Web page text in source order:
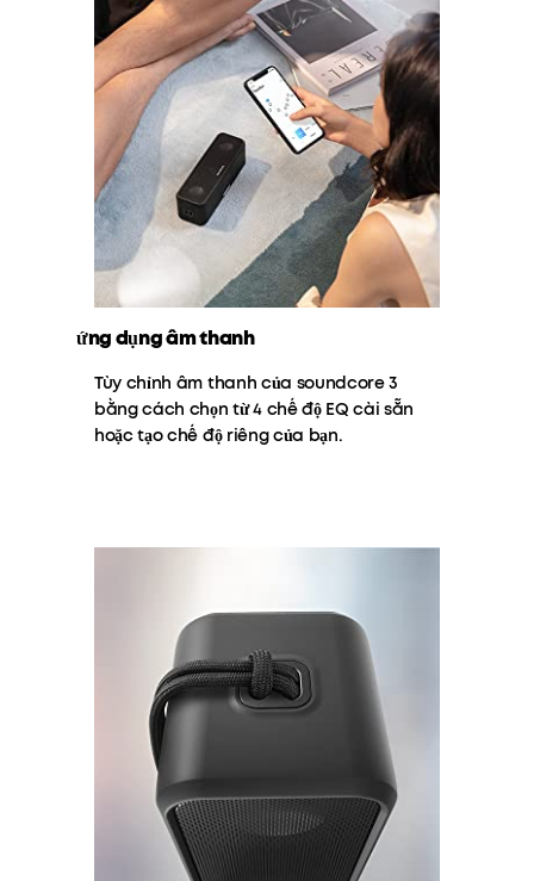
ứng dụng âm thanh
Tùy chỉnh âm thanh của soundcore 3
bằng cách chọn từ 4 chế độ EQ cài sẵn
hoặc tạo chế độ riêng của bạn.